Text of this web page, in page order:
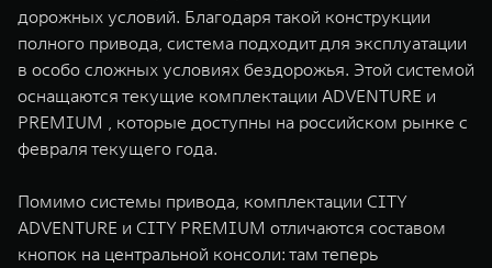
дорожных условий. Благодаря такой конструкции
полного привода, система подходит для эксплуатации
в особо сложных условиях бездорожья. Этой системой
оснащаются текущие комплектации ADVENTURE и
PREMIUM , которые доступны на российском рынке с
февраля текущего года.
Помимо системы привода, комплектации CITY
ADVENTURE и CITY PREMIUM отличаются составом
кнопок на центральной консоли: там теперь